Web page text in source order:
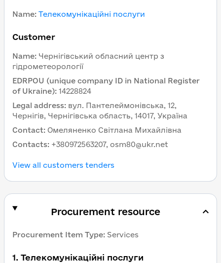
Name: Телекомунікаційні послуги
Customer
Name: Чернігівський обласний центр з
гідрометеорології
EDRPOU (unique company ID in National Register
of Ukraine): 14228824
Legal address: вул. Пантелеймонівська, 12,
Чернігів, Чернігівська область, 14017, Україна
Contact: Омеляненко Світлана Михайлівна
Contacts: +380972563207, osm80@ukr.net
View all customers tenders
Procurement resource
Procurement Item Type: Services
1. Телекомунікаційні послуги